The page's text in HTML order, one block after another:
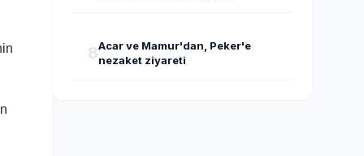
8Acar ve Mamur'dan, Peker'e
nezaket ziyareti